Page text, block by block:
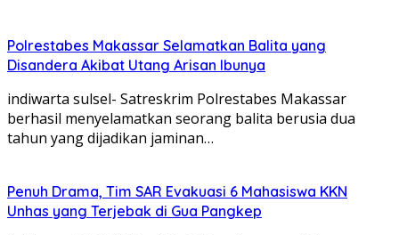
Polrestabes Makassar Selamatkan Balita yang
Disandera Akibat Utang Arisan Ibunya
indiwarta sulsel- Satreskrim Polrestabes Makassar
berhasil menyelamatkan seorang balita berusia dua
tahun yang dijadikan jaminan…
Penuh Drama, Tim SAR Evakuasi 6 Mahasiswa KKN
Unhas yang Terjebak di Gua Pangkep